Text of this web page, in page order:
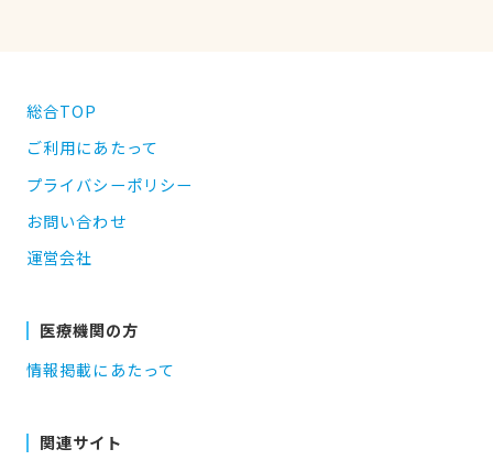
総合TOP
ご利用にあたって
プライバシーポリシー
お問い合わせ
運営会社
医療機関の方
情報掲載にあたって
関連サイト